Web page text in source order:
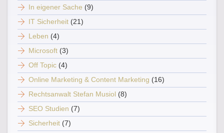
In eigener Sache (9)
IT Sicherheit (21)
Leben (4)
Microsoft (3)
Off Topic (4)
Online Marketing & Content Marketing (16)
Rechtsanwalt Stefan Musiol (8)
SEO Studien (7)
Sicherheit (7)